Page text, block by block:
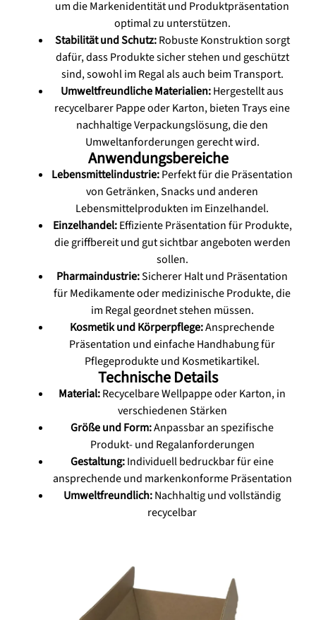
um die Markenidentität und Produktpräsentation
optimal zu unterstützen.
Stabilität und Schutz:Robuste Konstruktion sorgt
dafür, dass Produkte sicher stehen und geschützt
sind, sowohl im Regal als auch beim Transport.
Umweltfreundliche Materialien:Hergestellt aus
recycelbarer Pappe oder Karton, bieten Trays eine
nachhaltige Verpackungslösung, die den
Umweltanforderungen gerecht wird.
Anwendungsbereiche
Lebensmittelindustrie:Perfekt für die Präsentation
von Getränken, Snacks und anderen
Lebensmittelprodukten im Einzelhandel.
Einzelhandel:Effiziente Präsentation für Produkte,
die griffbereit und gut sichtbar angeboten werden
sollen.
Pharmaindustrie:Sicherer Halt und Präsentation
für Medikamente oder medizinische Produkte, die
im Regal geordnet stehen müssen.
Kosmetik und Körperpflege:Ansprechende
Präsentation und einfache Handhabung für
Pflegeprodukte und Kosmetikartikel.
Technische Details
Material:Recycelbare Wellpappe oder Karton, in
verschiedenen Stärken
Größe und Form:Anpassbar an spezifische
Produkt- und Regalanforderungen
Gestaltung:Individuell bedruckbar für eine
ansprechende und markenkonforme Präsentation
Umweltfreundlich:Nachhaltig und vollständig
recycelbar